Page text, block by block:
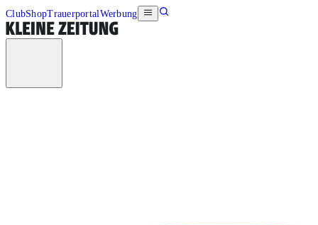
ClubShopTrauerportalWerbung